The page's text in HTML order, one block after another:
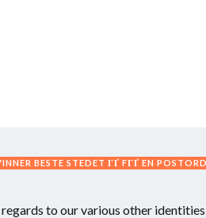
BESTE STEDET ГҐ FГҐ EN
to our various other